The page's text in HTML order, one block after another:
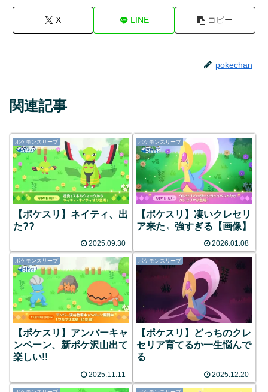
X LINE コピー
pokechan
関連記事
ポケモンスリープ
【ポケスリ】ネイティ、出
た??
2025.09.30
ポケモンスリープ
【ポケスリ】凄いクレセリ
ア来た←強すぎる【画像】
2026.01.08
ポケモンスリープ
【ポケスリ】アンバーキャ
ンペーン、新ポケ沢山出て
楽しい!!
2025.11.11
ポケモンスリープ
【ポケスリ】どっちのクレ
セリア育てるか一生悩んで
る
2025.12.20